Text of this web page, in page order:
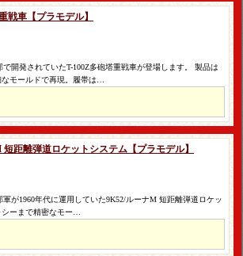
戦車【プラモデル】
開発されていたT-100Z多砲塔重戦車が登場します。 製品は
モールドで再現。履帯は…
距離弾道ロケットシステム【プラモデル】
が1960年代に運用していた9K52/ルーナM 短距離弾道ロケッ
ーまで精密なモー…